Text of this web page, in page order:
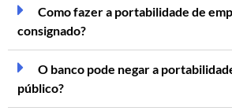
Como fazer a portabilidade de
consignado?
O banco pode negar a
público?